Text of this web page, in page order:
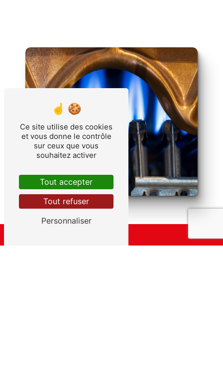
Ce site utilise des cookies
et vous donne le contrôle
sur ceux que vous
souhaitez activer
Tout accepter
Tout refuser
Personnaliser